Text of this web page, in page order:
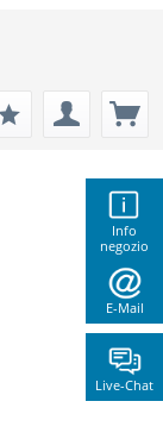
Info
negozio
E-Mail
Live-Chat